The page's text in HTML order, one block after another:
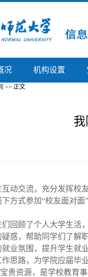
况 机构设置
>> 正文
动交流， 充分发挥校
下方式参加“校友面对面”
回顾了个人大学生活，
疑惑， 帮助同学们了解
业氛围，提升学生就
作思路， 为学院应届毕
贵资源，是学校教育